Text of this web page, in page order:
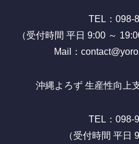
TEL：098-
（受付時間 平日 9:00 ～
Mail：
沖縄よろず 生産性向上
TEL：098-
（受付時間 平日